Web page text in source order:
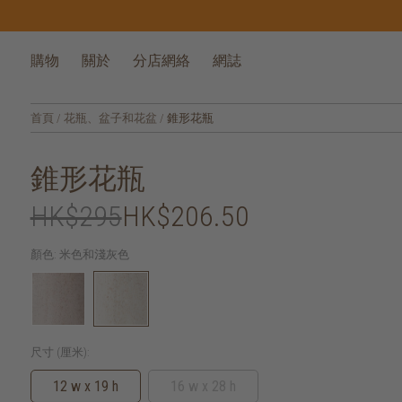
購物 關於 分店網絡 網誌
首頁 / 花瓶、盆子和花盆 / 錐形花瓶
錐形花瓶
HK$295HK$206.50
顏色: 米色和淺灰色
尺寸 (厘米):
12 w x 19 h